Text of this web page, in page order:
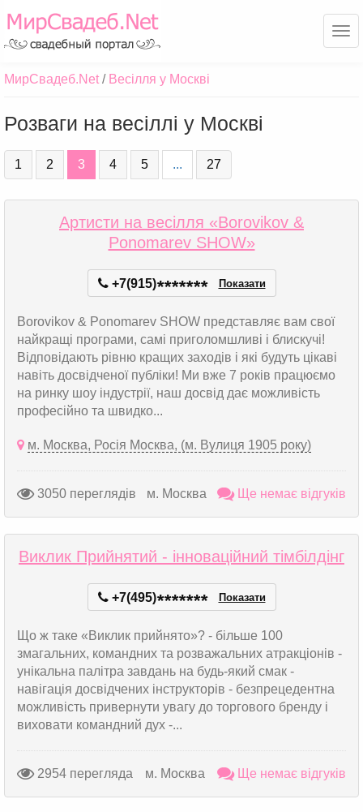
МирСвадеб.Net Весілля у Москві
Розваги на весіллі у Москві
1 2 3 4 5 ... 27
Артисти на весілля «Borovikov &
Ponomarev SHOW»
+7(915)******* Показати
Borovikov & Ponomarev SHOW представляє вам свої
найкращі програми, самі приголомшливі і блискучі!
Відповідають рівню кращих заходів і які будуть цікаві
навіть досвідченої публіки! Ми вже 7 років працюємо
на ринку шоу індустрії, наш досвід дає можливість
професійно та швидко...
м. Москва, Росія Москва, (м. Вулиця 1905 року)
3050 переглядів м. Москва Ще немає відгуків
Виклик Прийнятий - інноваційний тімбілдінг
+7(495)******* Показати
Що ж таке «Виклик прийнято»? - більше 100
змагальних, командних та розважальних атракціонів -
унікальна палітра завдань на будь-який смак -
навігація досвідчених інструкторів - безпрецедентна
можливість привернути увагу до торгового бренду і
виховати командний дух -...
2954 перегляда м. Москва Ще немає відгуків